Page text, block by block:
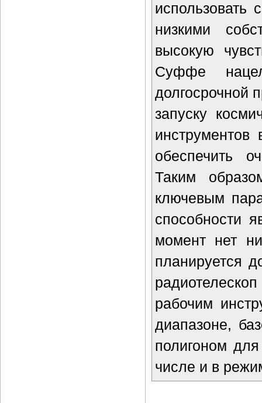
использовать
низкими
высокую
Суффе
долгосрочной
запуску
обеспечить
Таким
ключевым
способности
момент нет
планируется
рабочим
диапазоне,
полигоном
числе и в